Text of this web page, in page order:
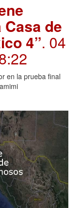
de
4”. 04
en la prueba final